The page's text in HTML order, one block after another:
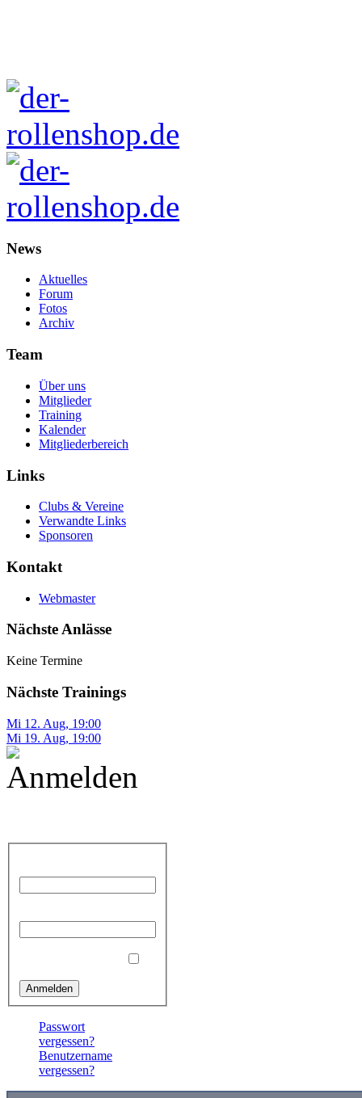
News
Aktuelles
Forum
Fotos
Archiv
Team
Über uns
Mitglieder
Training
Kalender
Mitgliederbereich
Links
Clubs & Vereine
Verwandte Links
Sponsoren
Kontakt
Webmaster
Nächste Anlässe
Keine Termine
Nächste Trainings
Mi 12. Aug, 19:00
Mi 19. Aug, 19:00
Passwort
vergessen?
Benutzername
vergessen?